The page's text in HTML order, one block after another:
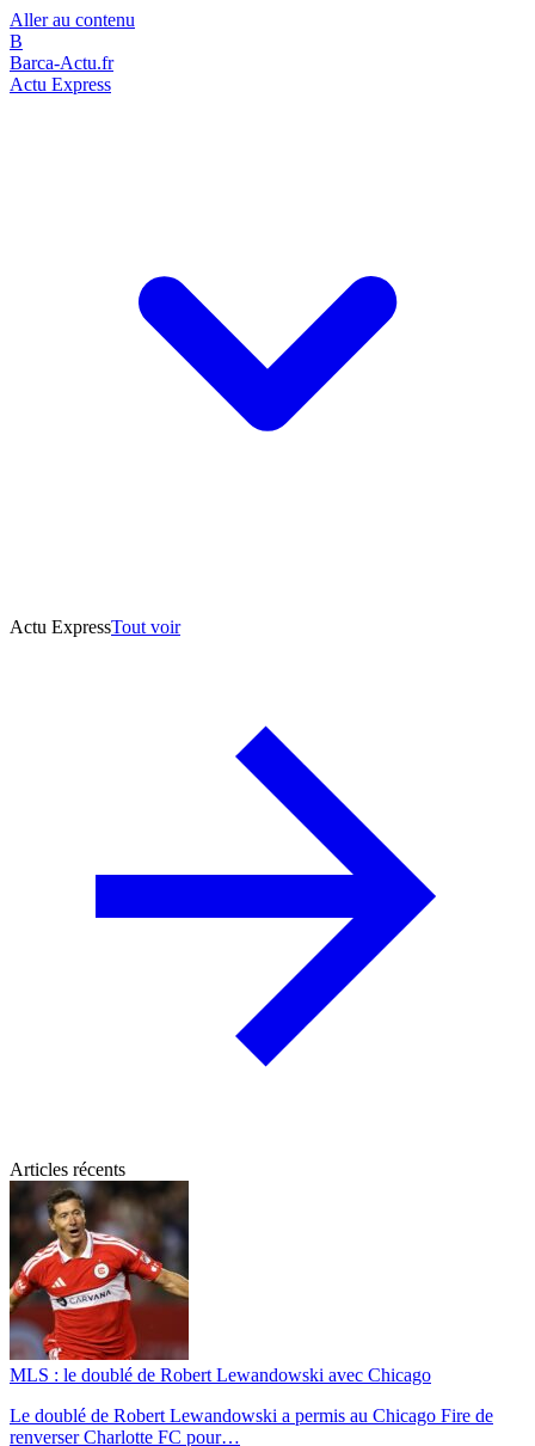
Aller au contenu
B
Barca-Actu.fr
Actu Express
Actu ExpressTout voir
Articles récents
MLS : le doublé de Robert Lewandowski avec Chicago
Le doublé de Robert Lewandowski a permis au Chicago Fire de
renverser Charlotte FC pour…